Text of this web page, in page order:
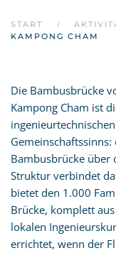
START
KAMPONG CHAM
Die Bambusbrücke
Kampong Cham ist
Bambusbrücke über
Struktur verbindet
bietet den 1.000
Brücke, komplett
lokalen
errichtet, wenn der